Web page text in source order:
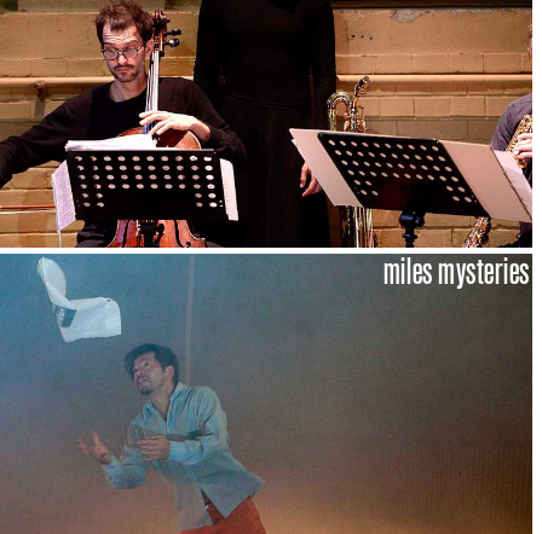
miles mysteries